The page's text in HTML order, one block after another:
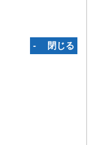
‐ 閉じる